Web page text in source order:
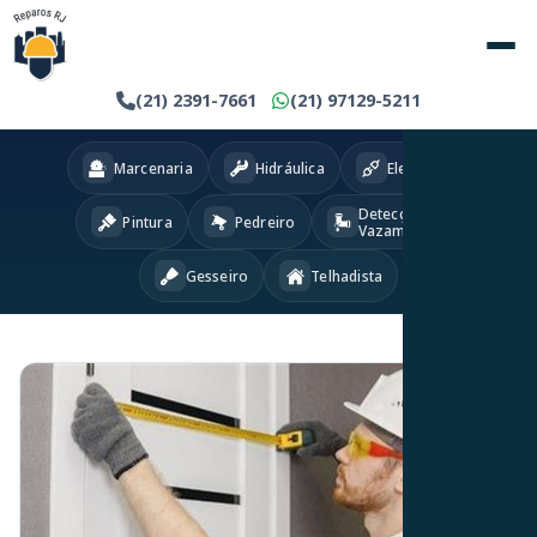
(21) 2391-7661 (21) 97129-5211
Marcenaria Hidráulica Eletricista
Pintura Pedreiro
Detecção
Vazamentos
Gesseiro Telhadista